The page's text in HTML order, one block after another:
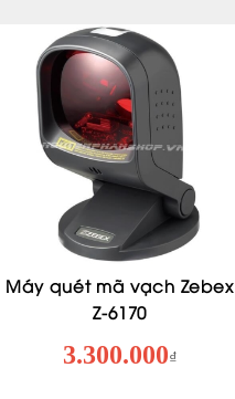
Máy quét mã vạch Zebex
Z-6170
3.300.000₫